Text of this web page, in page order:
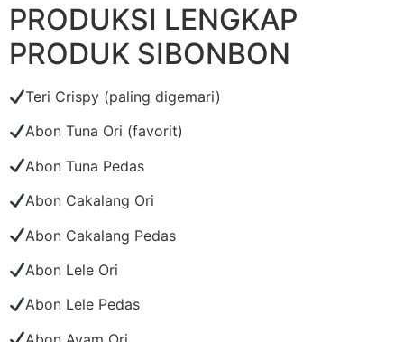
PRODUKSI LENGKAP
PRODUK SIBONBON
Teri Crispy (paling digemari)
Abon Tuna Ori (favorit)
Abon Tuna Pedas
Abon Cakalang Ori
Abon Cakalang Pedas
Abon Lele Ori
Abon Lele Pedas